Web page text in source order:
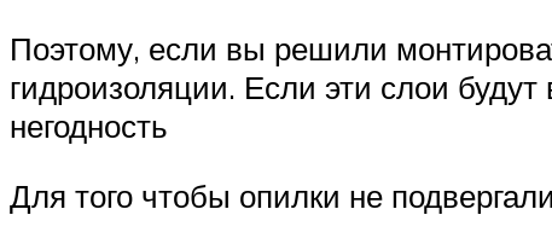
Поэтому, если вы решили
гидроизоляции. Если эти слои
негодность
Для того чтобы опилки не